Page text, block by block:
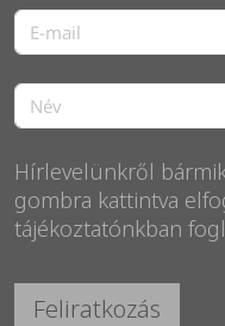
Hírlevelünkről
gombra kattintva
tájékoztatónkban
Feliratkozás